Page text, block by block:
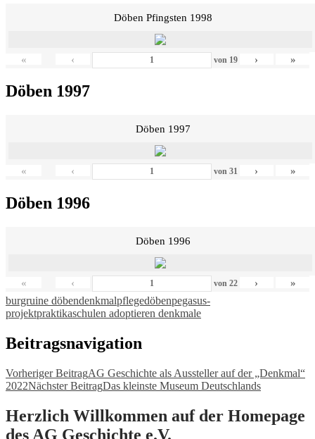
Döben Pfingsten 1998
« ‹ von 19 › »
Döben 1997
Döben 1997
« ‹ von 31 › »
Döben 1996
Döben 1996
« ‹ von 22 › »
burgruine döbendenkmalpflegedöbenpegasus-
projektpraktikaschulen adoptieren denkmale
Beitragsnavigation
Vorheriger BeitragAG Geschichte als Aussteller auf der „Denkmal“
2022Nächster BeitragDas kleinste Museum Deutschlands
Herzlich Willkommen auf der Homepage
des AG Geschichte e.V.